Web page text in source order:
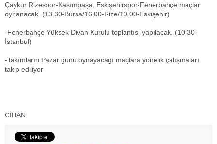
Çaykur Rizespor-Kasımpaşa, Eskişehirspor-Fenerbahçe maçları
oynanacak. (13.30-Bursa/16.00-Rize/19.00-Eskişehir)
-Fenerbahçe Yüksek Divan Kurulu toplantısı yapılacak. (10.30-
İstanbul)
-Takımların Pazar günü oynayacağı maçlara yönelik çalışmaları
takip ediliyor
CİHAN